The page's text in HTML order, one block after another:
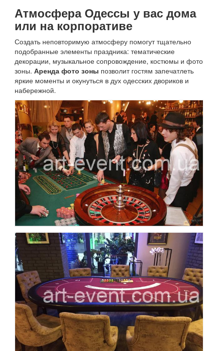
Атмосфера Одессы у вас дома
или на корпоративе
Создать неповторимую атмосферу помогут тщательно
подобранные элементы праздника: тематические
декорации, музыкальное сопровождение, костюмы и фото
зоны. Аренда фото зоны позволит гостям запечатлеть
яркие моменты и окунуться в дух одесских двориков и
набережной.